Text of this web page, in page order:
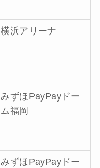
横浜アリーナ
みずほPayPayドー
ム福岡
みずほPayPayドー